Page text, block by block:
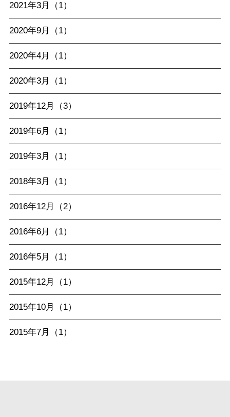
2021年3月（1）
2020年9月（1）
2020年4月（1）
2020年3月（1）
2019年12月（3）
2019年6月（1）
2019年3月（1）
2018年3月（1）
2016年12月（2）
2016年6月（1）
2016年5月（1）
2015年12月（1）
2015年10月（1）
2015年7月（1）